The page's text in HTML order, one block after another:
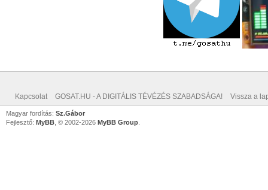
Kapcsolat GOSAT.HU - A DIGITÁLIS TÉVÉZÉS SZABADSÁGA! Vissza a
Magyar fordítás: Sz.Gábor
Fejlesztő: MyBB , © 2002-2026 MyBB Group